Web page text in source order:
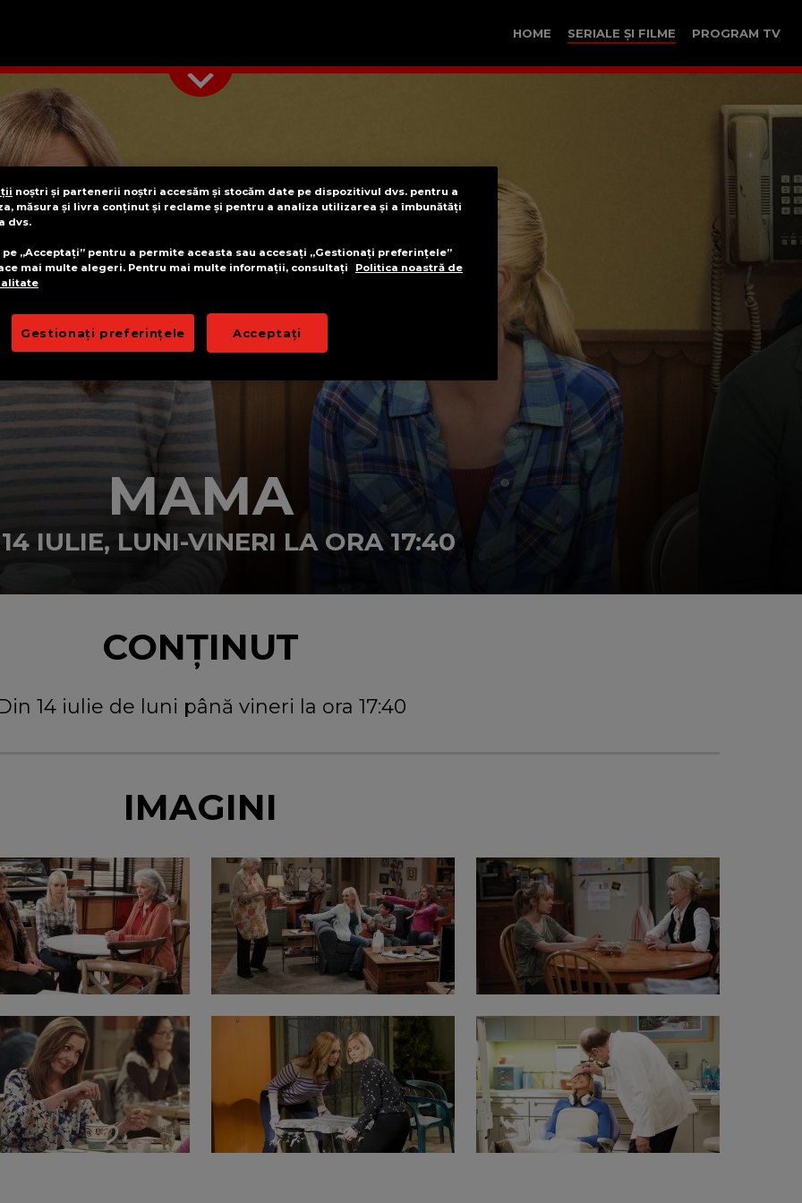
HOME SERIALE ȘI FILME PROGRAM TV
MAMA
IULIE, LUNI-VINERI LA ORA 17:40
CONȚINUT
14 iulie de luni până vineri la ora 17:40
IMAGINI
noștri și partenerii noștri accesăm și stocăm date pe dispozitivul dvs. pentru a
măsura și livra conținut și reclame și pentru a analiza utilizarea și a îmbunătăți
dvs.
pe „Acceptați” pentru a permite aceasta sau accesați „Gestionați preferințele”
mai multe alegeri. Pentru mai multe informații, consultați
Politica noastră de
Acceptați
Gestionați preferințele